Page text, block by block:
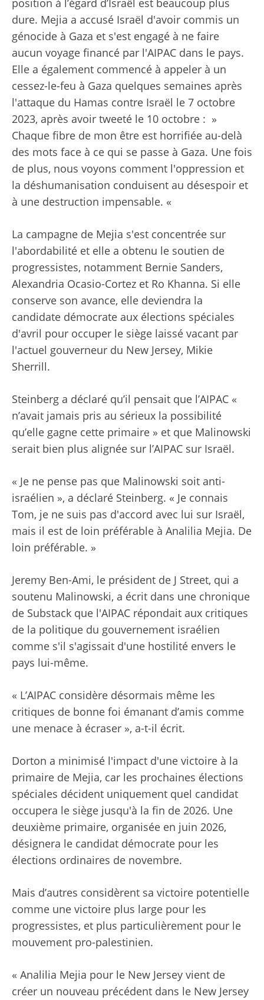
position à l’égard d’Israël est beaucoup plus
dure. Mejia a accusé Israël d'avoir commis un
génocide à Gaza et s'est engagé à ne faire
aucun voyage financé par l'AIPAC dans le pays.
Elle a également commencé à appeler à un
cessez-le-feu à Gaza quelques semaines après
l'attaque du Hamas contre Israël le 7 octobre
2023, après avoir tweeté le 10 octobre : »
Chaque fibre de mon être est horrifiée au-delà
des mots face à ce qui se passe à Gaza. Une fois
de plus, nous voyons comment l'oppression et
la déshumanisation conduisent au désespoir et
à une destruction impensable. «
La campagne de Mejia s'est concentrée sur
l'abordabilité et elle a obtenu le soutien de
progressistes, notamment Bernie Sanders,
Alexandria Ocasio-Cortez et Ro Khanna. Si elle
conserve son avance, elle deviendra la
candidate démocrate aux élections spéciales
d'avril pour occuper le siège laissé vacant par
l'actuel gouverneur du New Jersey, Mikie
Sherrill.
Steinberg a déclaré qu’il pensait que l’AIPAC «
n’avait jamais pris au sérieux la possibilité
qu’elle gagne cette primaire » et que Malinowski
serait bien plus alignée sur l’AIPAC sur Israël.
« Je ne pense pas que Malinowski soit anti-
israélien », a déclaré Steinberg. « Je connais
Tom, je ne suis pas d'accord avec lui sur Israël,
mais il est de loin préférable à Analilia Mejia. De
loin préférable. »
Jeremy Ben-Ami, le président de J Street, qui a
soutenu Malinowski, a écrit dans une chronique
de Substack que l'AIPAC répondait aux critiques
de la politique du gouvernement israélien
comme s'il s'agissait d'une hostilité envers le
pays lui-même.
« L’AIPAC considère désormais même les
critiques de bonne foi émanant d’amis comme
une menace à écraser », a-t-il écrit.
Dorton a minimisé l'impact d'une victoire à la
primaire de Mejia, car les prochaines élections
spéciales décident uniquement quel candidat
occupera le siège jusqu'à la fin de 2026. Une
deuxième primaire, organisée en juin 2026,
désignera le candidat démocrate pour les
élections ordinaires de novembre.
Mais d’autres considèrent sa victoire potentielle
comme une victoire plus large pour les
progressistes, et plus particulièrement pour le
mouvement pro-palestinien.
« Analilia Mejia pour le New Jersey vient de
créer un nouveau précédent dans le New Jersey